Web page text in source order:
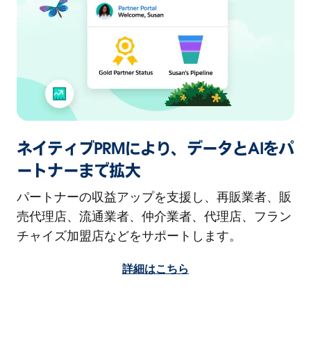
ネイティブPRMにより、データとAIをパ
ートナーまで拡大
パートナーの収益アップを支援し、再販業者、販
売代理店、流通業者、仲介業者、代理店、フラン
チャイズ加盟店などをサポートします。
詳細はこちら